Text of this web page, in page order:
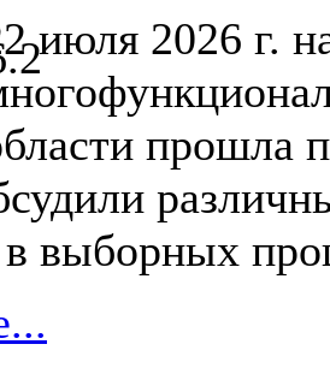
июля 2026 г.
прошла
выборных